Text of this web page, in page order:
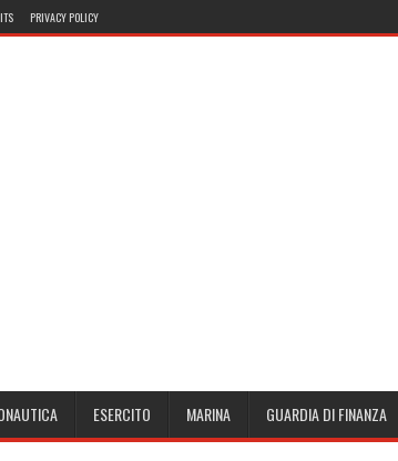
PRIVACY POLICY
ESERCITO MARINA GUARDIA DI FINANZA